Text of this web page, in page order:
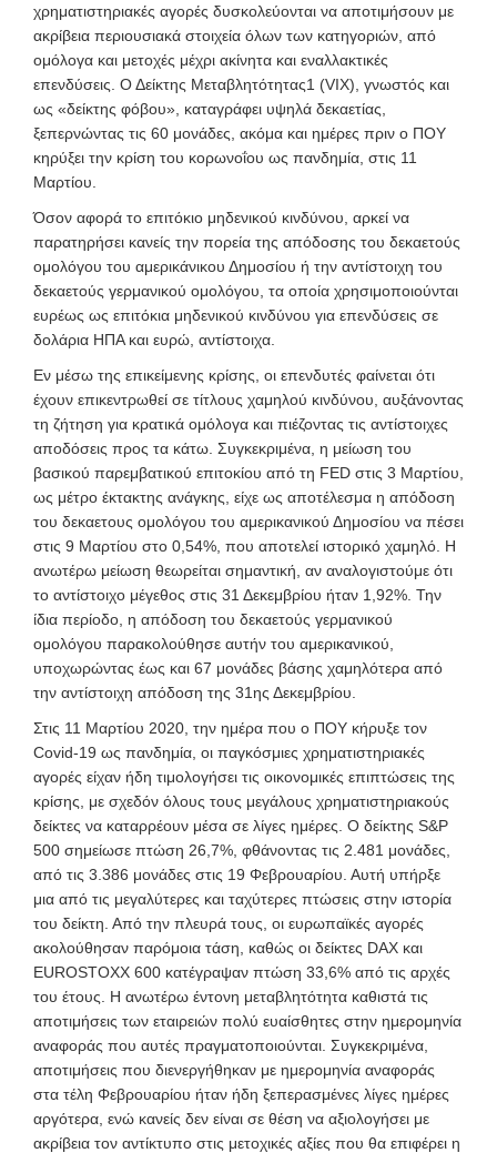
χρηματιστηριακές αγορές δυσκολεύονται να αποτιμήσουν με
ακρίβεια περιουσιακά στοιχεία όλων των κατηγοριών, από
ομόλογα και μετοχές μέχρι ακίνητα και εναλλακτικές
επενδύσεις. Ο Δείκτης Μεταβλητότητας1 (VIX), γνωστός και
ως «δείκτης φόβου», καταγράφει υψηλά δεκαετίας,
ξεπερνώντας τις 60 μονάδες, ακόμα και ημέρες πριν ο ΠΟΥ
κηρύξει την κρίση του κορωνοΐου ως πανδημία, στις 11
Μαρτίου.
Όσον αφορά το επιτόκιο μηδενικού κινδύνου, αρκεί να
παρατηρήσει κανείς την πορεία της απόδοσης του δεκαετούς
ομολόγου του αμερικάνικου Δημοσίου ή την αντίστοιχη του
δεκαετούς γερμανικού ομολόγου, τα οποία χρησιμοποιούνται
ευρέως ως επιτόκια μηδενικού κινδύνου για επενδύσεις σε
δολάρια ΗΠΑ και ευρώ, αντίστοιχα.
Εν μέσω της επικείμενης κρίσης, οι επενδυτές φαίνεται ότι
έχουν επικεντρωθεί σε τίτλους χαμηλού κινδύνου, αυξάνοντας
τη ζήτηση για κρατικά ομόλογα και πιέζοντας τις αντίστοιχες
αποδόσεις προς τα κάτω. Συγκεκριμένα, η μείωση του
βασικού παρεμβατικού επιτοκίου από τη FED στις 3 Μαρτίου,
ως μέτρο έκτακτης ανάγκης, είχε ως αποτέλεσμα η απόδοση
του δεκαετους ομολόγου του αμερικανικού Δημοσίου να πέσει
στις 9 Μαρτίου στο 0,54%, που αποτελεί ιστορικό χαμηλό. Η
ανωτέρω μείωση θεωρείται σημαντική, αν αναλογιστούμε ότι
το αντίστοιχο μέγεθος στις 31 Δεκεμβρίου ήταν 1,92%. Την
ίδια περίοδο, η απόδοση του δεκαετούς γερμανικού
ομολόγου παρακολούθησε αυτήν του αμερικανικού,
υποχωρώντας έως και 67 μονάδες βάσης χαμηλότερα από
την αντίστοιχη απόδοση της 31ης Δεκεμβρίου.
Στις 11 Μαρτίου 2020, την ημέρα που ο ΠΟΥ κήρυξε τον
Covid-19 ως πανδημία, οι παγκόσμιες χρηματιστηριακές
αγορές είχαν ήδη τιμολογήσει τις οικονομικές επιπτώσεις της
κρίσης, με σχεδόν όλους τους μεγάλους χρηματιστηριακούς
δείκτες να καταρρέουν μέσα σε λίγες ημέρες. Ο δείκτης S&P
500 σημείωσε πτώση 26,7%, φθάνοντας τις 2.481 μονάδες,
από τις 3.386 μονάδες στις 19 Φεβρουαρίου. Αυτή υπήρξε
μια από τις μεγαλύτερες και ταχύτερες πτώσεις στην ιστορία
του δείκτη. Από την πλευρά τους, οι ευρωπαϊκές αγορές
ακολούθησαν παρόμοια τάση, καθώς οι δείκτες DAX και
EUROSTOXX 600 κατέγραψαν πτώση 33,6% από τις αρχές
του έτους. Η ανωτέρω έντονη μεταβλητότητα καθιστά τις
αποτιμήσεις των εταιρειών πολύ ευαίσθητες στην ημερομηνία
αναφοράς που αυτές πραγματοποιούνται. Συγκεκριμένα,
αποτιμήσεις που διενεργήθηκαν με ημερομηνία αναφοράς
στα τέλη Φεβρουαρίου ήταν ήδη ξεπερασμένες λίγες ημέρες
αργότερα, ενώ κανείς δεν είναι σε θέση να αξιολογήσει με
ακρίβεια τον αντίκτυπο στις μετοχικές αξίες που θα επιφέρει η